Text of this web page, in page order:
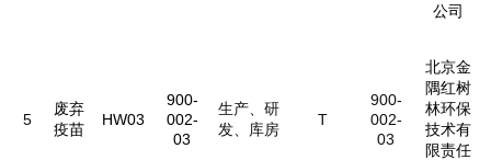
公司
5
废弃
疫苗
HW03
900-
002-
03
生产、研
发、库房
T
900-
002-
03
北京金
隅红树
林环保
技术有
限责任